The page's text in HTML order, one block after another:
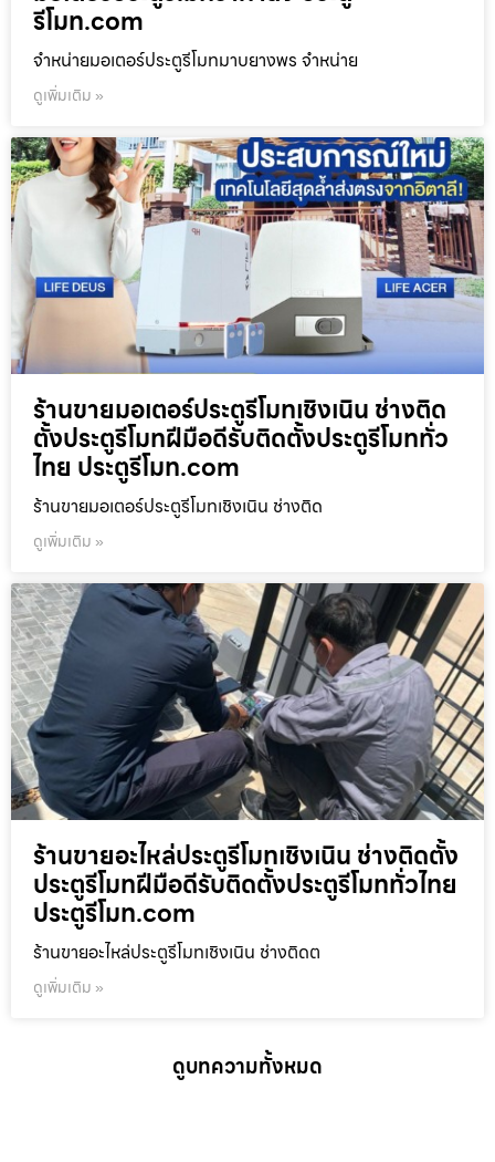
รีโมท.com
จำหน่ายมอเตอร์ประตูรีโมทมาบยางพร จำหน่าย
ดูเพิ่มเติม »
ร้านขายมอเตอร์ประตูรีโมทเชิงเนิน ช่างติด
ตั้งประตูรีโมทฝีมือดีรับติดตั้งประตูรีโมททั่ว
ไทย ประตูรีโมท.com
ร้านขายมอเตอร์ประตูรีโมทเชิงเนิน ช่างติด
ดูเพิ่มเติม »
ร้านขายอะไหล่ประตูรีโมทเชิงเนิน ช่างติดตั้ง
ประตูรีโมทฝีมือดีรับติดตั้งประตูรีโมททั่วไทย
ประตูรีโมท.com
ร้านขายอะไหล่ประตูรีโมทเชิงเนิน ช่างติดต
ดูเพิ่มเติม »
ดูบทความทั้งหมด